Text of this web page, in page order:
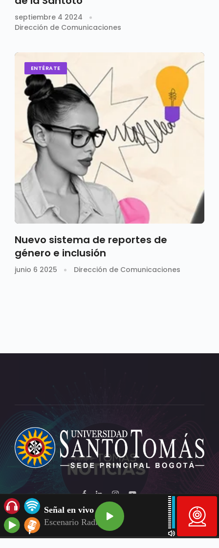
septiembre 4 2024
Dirección de Comunicaciones
ENTÉRATE
Nuevo sistema de reportes de
género e inclusión
junio 6 2025 Dirección de Comunicaciones
Señal en vivo
Escenario Radio